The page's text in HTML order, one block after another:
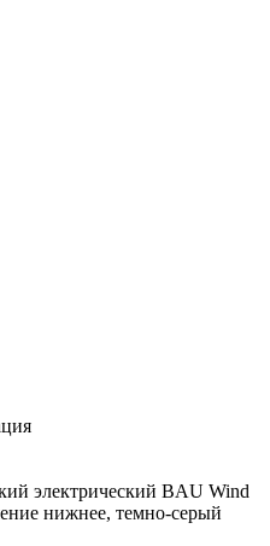
электрический BAU Wind
нижнее, темно-серый